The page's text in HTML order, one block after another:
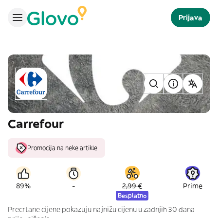
Prijava
Carrefour
Promocija na neke artikle
89% - 2,99 €
Besplatno
Prime
Precrtane cijene pokazuju najnižu cijenu u zadnjih 30 dana